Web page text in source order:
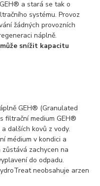
a stará se tak o
systému. Provoz
žádných provozních
náplně.
snížit kapacitu
GEH® (Granulated
filtrační medium GEH®
dalších kovů z vody.
médium v kondici a
zachycen na
do odpadu.
neobsahuje arzen